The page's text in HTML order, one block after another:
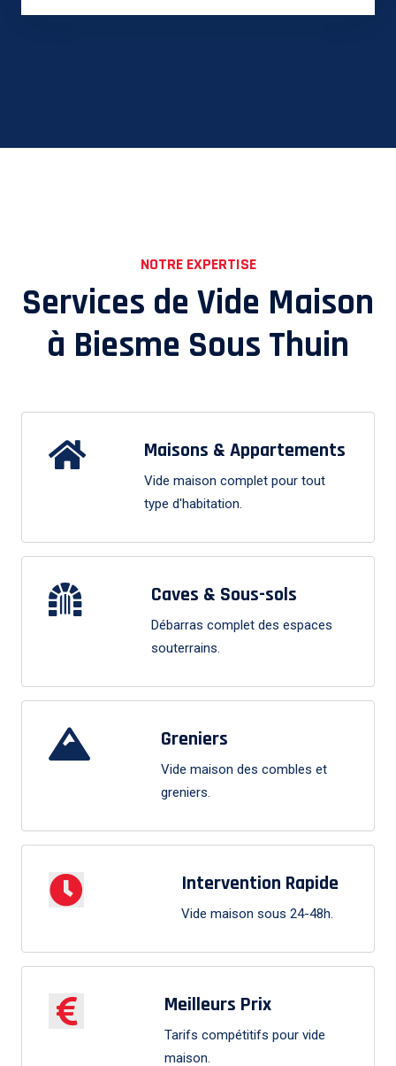
NOTRE EXPERTISE
Services de Vide Maison
à Biesme Sous Thuin
Maisons & Appartements
Vide maison complet pour tout
type d'habitation.
Caves & Sous-sols
Débarras complet des espaces
souterrains.
Greniers
Vide maison des combles et
greniers.
Intervention Rapide
Vide maison sous 24-48h.
Meilleurs Prix
Tarifs compétitifs pour vide
maison.